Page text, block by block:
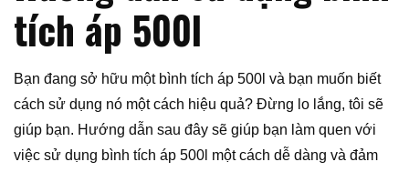
tích áp 500l
Bạn đang sở hữu một bình tích áp 500l và bạn muốn biết
cách sử dụng nó một cách hiệu quả? Đừng lo lắng, tôi sẽ
giúp bạn. Hướng dẫn sau đây sẽ giúp bạn làm quen với
việc sử dụng bình tích áp 500l một cách dễ dàng và đảm